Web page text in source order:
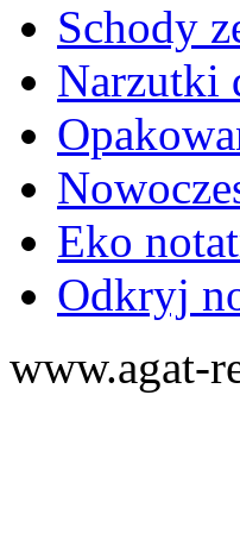
Schody
Narzutki
Eko
Odkryj
www.agat-